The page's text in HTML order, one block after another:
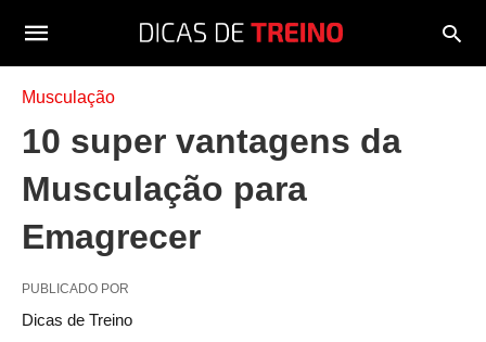
Musculação
10 super vantagens da
Musculação para
Emagrecer
PUBLICADO POR
Dicas de Treino